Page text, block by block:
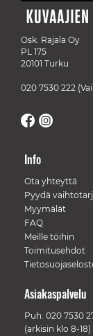
Osk. Rajala Oy
PL 175
20101 Turku
020 7530 222
Info
Ota yhteyttä
Pyydä
Myymälät
FAQ
Meille töihin
Toimitusehdot
Asiakaspalvelu
Puh. 020 7530
(arkisin klo 8-18)